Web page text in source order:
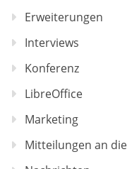
Erweiterungen
Interviews
Konferenz
LibreOffice
Marketing
Mitteilungen an